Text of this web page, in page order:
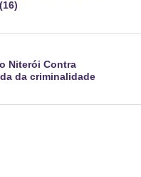
Niterói Contra
da criminalidade